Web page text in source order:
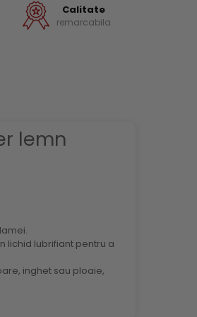
Calitate
remarcabila
lemn
lichid lubrifiant pentru a
inghet sau ploaie,